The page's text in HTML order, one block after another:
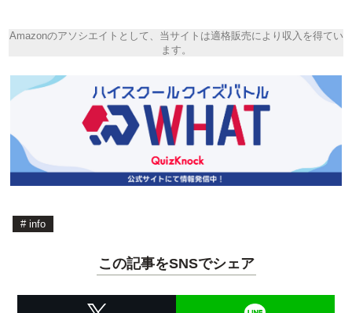
Amazonのアソシエイトとして、当サイトは適格販売により収入を得てい
ます。
# info
この記事をSNSでシェア